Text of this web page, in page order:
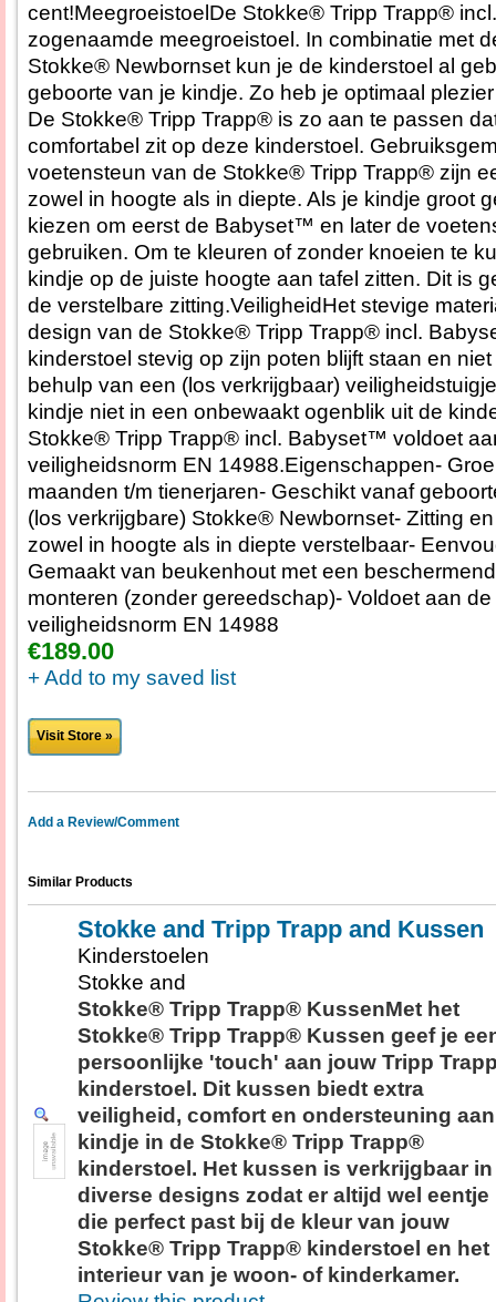
cent!MeegroeistoelDe Stokke® Tripp Trapp®
zogenaamde meegroeistoel. In combinatie met
Stokke® Newbornset kun je de kinderstoel al
geboorte van je kindje. Zo heb je optimaal
De Stokke® Tripp Trapp® is zo aan te passen
comfortabel zit op deze kinderstoel.
voetensteun van de Stokke® Tripp Trapp® zijn
zowel in hoogte als in diepte. Als je kindje groot
kiezen om eerst de Babyset™ en later de
gebruiken. Om te kleuren of zonder knoeien te
kindje op de juiste hoogte aan tafel zitten. Dit is
de verstelbare zitting.VeiligheidHet stevige
design van de Stokke® Tripp Trapp® incl.
kinderstoel stevig op zijn poten blijft staan en
behulp van een (los verkrijgbaar)
kindje niet in een onbewaakt ogenblik uit de
Stokke® Tripp Trapp® incl. Babyset™ voldoet
veiligheidsnorm EN 14988.Eigenschappen-
maanden t/m tienerjaren- Geschikt vanaf
(los verkrijgbare) Stokke® Newbornset- Zitting
zowel in hoogte als in diepte verstelbaar-
Gemaakt van beukenhout met een
monteren (zonder gereedschap)- Voldoet aan
veiligheidsnorm EN 14988
€189.00
+ Add to my saved list
Visit Store »
Add a Review/Comment
Similar Products
Stokke and Tripp Trapp and Kussen
Kinderstoelen
Stokke and
Stokke® Tripp Trapp® KussenMet het
Stokke® Tripp Trapp® Kussen geef je
persoonlijke 'touch' aan jouw Tripp
kinderstoel. Dit kussen biedt extra
veiligheid, comfort en ondersteuning
kindje in de Stokke® Tripp Trapp®
kinderstoel. Het kussen is verkrijgbaar in
diverse designs zodat er altijd wel eentje
die perfect past bij de kleur van jouw
Stokke® Tripp Trapp® kinderstoel en het
interieur van je woon- of kinderkamer.